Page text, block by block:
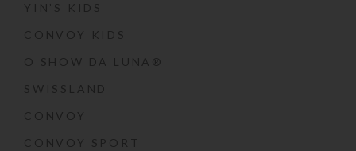
YIN’S KIDS
CONVOY KIDS
O SHOW DA LUNA®
SWISSLAND
CONVOY
CONVOY SPORT